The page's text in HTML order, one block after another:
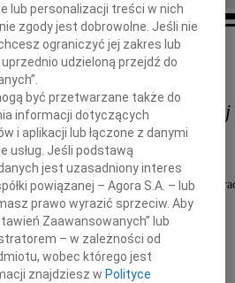
Naszej Koleżance
Jankowiak-Rutkowskiej
wyrazy głębokiego współczucia
wsparcia w tych trudnych chwilach po
Taty
lub personalizacji treści w nich
zgody jest dobrowolne. Jeśli nie
ograniczyć jej zakres lub
udzieloną przejdź do
być przetwarzane także do
informacji dotyczących
i aplikacji lub łączone z danymi
usług. Jeśli podstawą
jest uzasadniony interes
powiązanej – Agora S.A. – lub
prawo wyrazić sprzeciw. Aby
Zaawansowanych” lub
– w zależności od
wobec którego jest
znajdziesz w Polityce